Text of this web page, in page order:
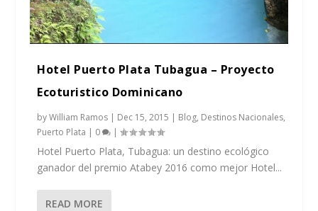
Hotel Puerto Plata Tubagua – Proyecto
Ecoturistico Dominicano
byWilliam Ramos | Dec 15, 2015 | Blog, Destinos Nacionales,
Puerto Plata | 0 |
Hotel Puerto Plata, Tubagua: un destino ecológico
ganador del premio Atabey 2016 como mejor Hotel...
READ MORE